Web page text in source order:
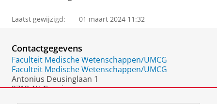
Laatst gewijzigd: 01 maart 2024 11:32
Contactgegevens
Faculteit Medische Wetenschappen/UMCG
Faculteit Medische Wetenschappen/UMCG
Antonius Deusinglaan 1
9713 AV Groningen